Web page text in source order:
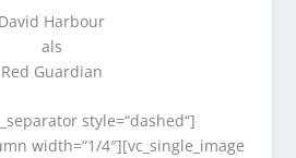
David Harbour
als
Red Guardian
style=“dashed“]
width=“1/4″][vc_single_image